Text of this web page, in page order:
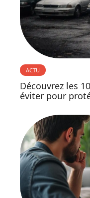
ACTU
Découvrez les
éviter pour